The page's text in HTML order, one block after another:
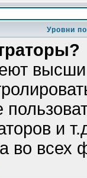
Уровни
и
во всех